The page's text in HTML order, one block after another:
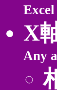
X
Any